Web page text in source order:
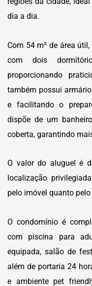
dia a dia.
Com 54 m² de área
com dois
proporcionando
também possui
e facilitando o
dispõe de um
coberta, garantindo
O valor do aluguel é
localização
pelo imóvel quanto
O condomínio é
com piscina para
equipada, salão de
além de portaria 24
e ambiente pet